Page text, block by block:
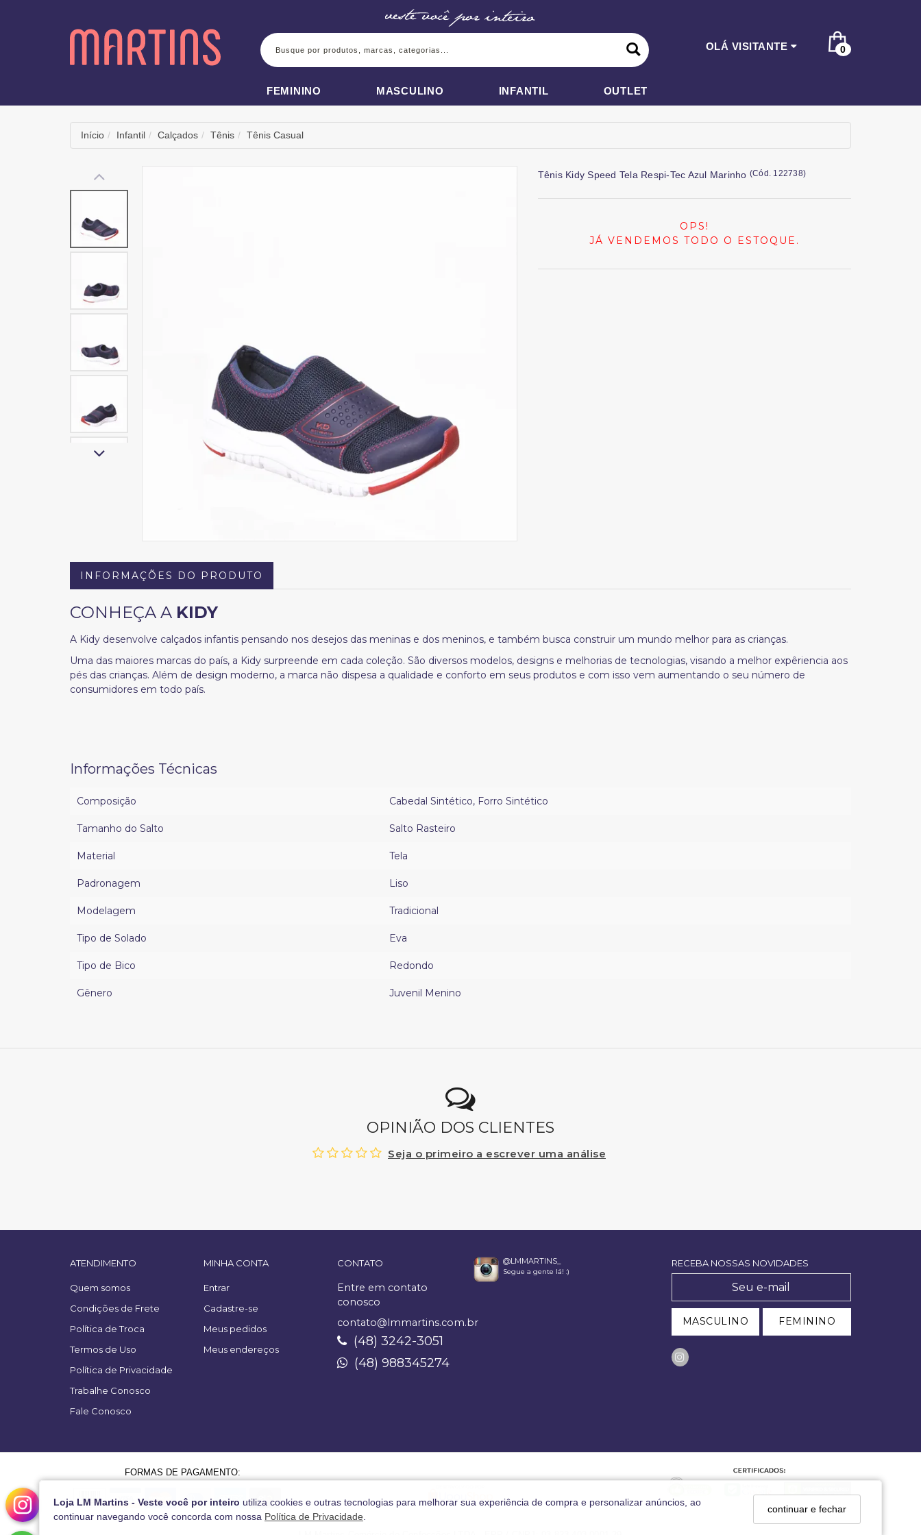
BUSCA
OLÁ VISITANTE 0
FEMININO MASCULINO INFANTIL OUTLET
Loja LM Martins - Veste você por inteiro utiliza cookies e outras tecnologias para melhorar sua experiência de compra e personalizar anúncios, ao
continuar navegando você concorda com nossa Política de Privacidade
continuar e fechar
Início Infantil Calçados Tênis Tênis Casual
Tênis Kidy Speed Tela Respi-Tec Azul Marinho (Cód. 122738)
OPS!
JÁ VENDEMOS TODO O ESTOQUE.
INFORMAÇÕES DO PRODUTO
CONHEÇA A KIDY
A Kidy desenvolve calçados infantis pensando nos desejos das meninas e dos meninos, e também busca construir um mundo melhor para as crianças.
Uma das maiores marcas do país, a Kidy surpreende em cada coleção. São diversos modelos, designs e melhorias de tecnologias, visando a melhor expêriencia aos
pés das crianças. Além de design moderno, a marca não dispesa a qualidade e conforto em seus produtos e com isso vem aumentando o seu número de
consumidores em todo país.
Informações Técnicas
Composição Cabedal Sintético, Forro Sintético
Tamanho do Salto Salto Rasteiro
Material Tela
Padronagem Liso
Modelagem Tradicional
Tipo de Solado Eva
Tipo de Bico Redondo
Gênero Juvenil Menino
OPINIÃO DOS CLIENTES
Seja o primeiro a escrever uma análise
ATENDIMENTO
Quem somos
Condições de Frete
Política de Troca
Termos de Uso
Política de Privacidade
Trabalhe Conosco
Fale Conosco
MINHA CONTA
Entrar
Cadastre-se
Meus pedidos
Meus endereços
CONTATO
Entre em contato
conosco
contato@lmmartins.com.br
(48) 3242-3051
(48) 988345274
@LMMARTINS_
Segue a gente lá! :)
RECEBA NOSSAS NOVIDADES
MASCULINO FEMININO
FORMAS DE PAGAMENTO: